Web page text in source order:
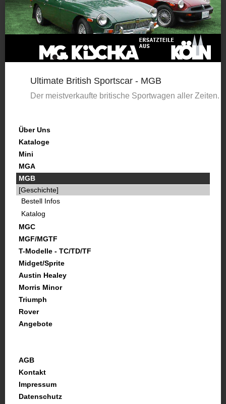
Ultimate British Sportscar - MGB
Der meistverkaufte britische Sportwagen aller Zeiten.
Über Uns
Kataloge
Mini
MGA
MGB
[Geschichte]
Bestell Infos
Katalog
MGC
MGF/MGTF
T-Modelle - TC/TD/TF
Midget/Sprite
Austin Healey
Morris Minor
Triumph
Rover
Angebote
AGB
Kontakt
Impressum
Datenschutz